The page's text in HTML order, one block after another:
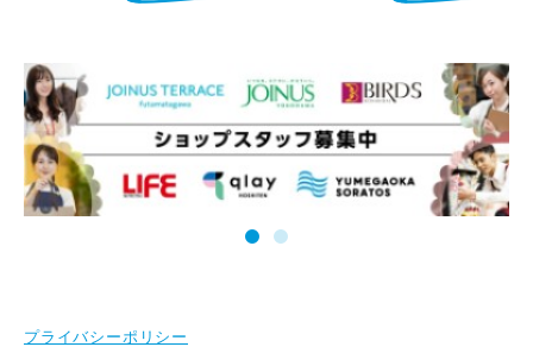
プライバシーポリシー